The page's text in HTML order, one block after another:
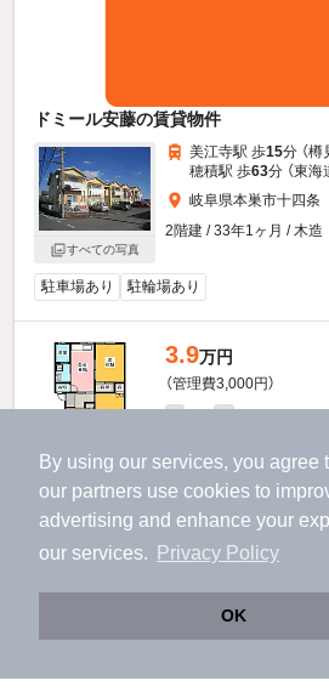
By using our services, you agree
our partners use cookies to
advertising and enhance your
our services.
Privacy Policy
OK
アプリに切り替えて、サクサク
会員登録なしですぐ使える。マップ
ドミール安藤の賃貸物件
すべての写真
美江寺駅 歩15分 （樽
穂積駅 歩63分 （東海
岐阜県本巣市十四条
2階建 / 33年1ヶ月 / 木造
駐車場あり 駐輪場あり
3.9万円
（管理費3,000円）
お問い合わせ（無
提供